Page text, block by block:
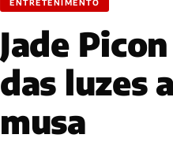
ENTRETENIMENTO
Jade
das luzes
musa